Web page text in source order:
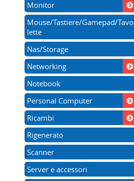
Monitor
Mouse/Tastiere/Gamepad/Tavo
lette
Nas/Storage
Networking
Notebook
Personal Computer
Ricambi
Rigenerato
Scanner
Server e accessori